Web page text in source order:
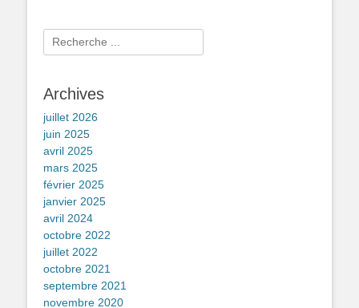
Rechercher :
Archives
juillet 2026
juin 2025
avril 2025
mars 2025
février 2025
janvier 2025
avril 2024
octobre 2022
juillet 2022
octobre 2021
septembre 2021
novembre 2020